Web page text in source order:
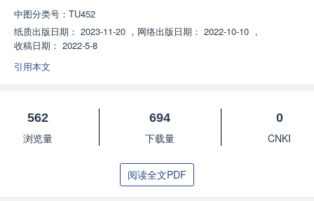
中图分类号： TU452
纸质出版日期： 2023-11-20 ， 网络出版日期： 2022-10-10 ，
收稿日期： 2022-5-8
引用本文
562
浏览量
694
下载量
0
CNKI
阅读全文PDF